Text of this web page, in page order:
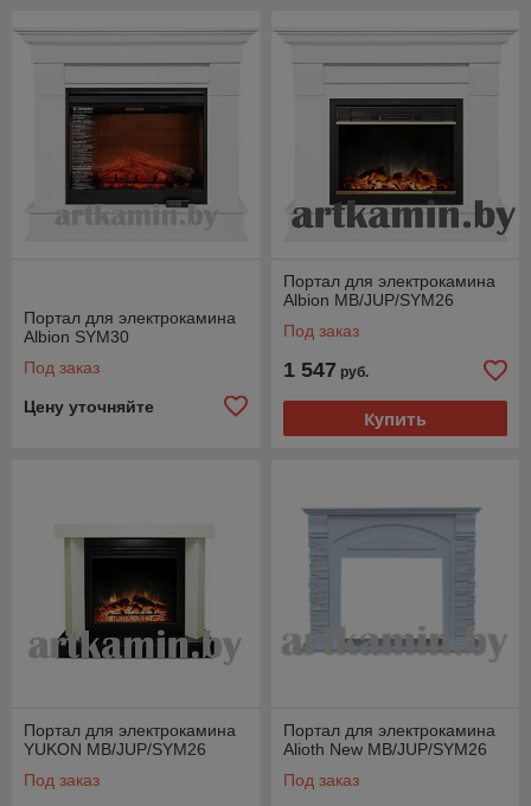
Портал для электрокамина
Albion SYM30
Под заказ
Цену уточняйте
Портал для электрокамина
Albion MB/JUP/SYM26
Под заказ
1 547 руб.
Купить
Портал для электрокамина
YUKON MB/JUP/SYM26
Под заказ
Портал для электрокамина
Alioth New MB/JUP/SYM26
Под заказ